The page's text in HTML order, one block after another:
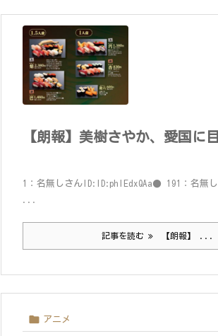
【朗報】美樹さやか、愛国に
1：名無しさんID:ID:phlEdxQAa● 191：名無
...
記事を読む 【朗報】 ...
 アニメ